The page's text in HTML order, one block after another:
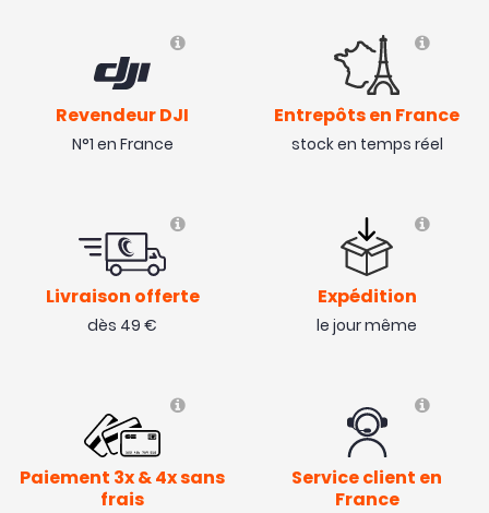
Revendeur DJI
N°1 en France
Entrepôts en France
stock en temps réel
Livraison offerte
dès 49 €
Expédition
le jour même
Paiement 3x & 4x sans
frais
Service client en
France